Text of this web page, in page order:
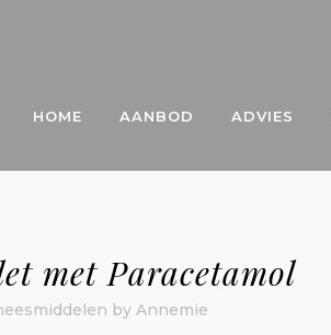
HOME AANBOD ADVIES
met Paracetamol
by Annemie